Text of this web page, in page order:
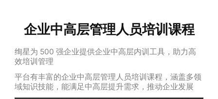
企业中高层管理人员培训课程
绚星为 500 强企业提供企业中高层内训工具，助力高
效培训管理
平台有丰富的企业中高层管理人员培训课程，涵盖多领
域知识技能，能满足中高层提升需求，推动企业发展